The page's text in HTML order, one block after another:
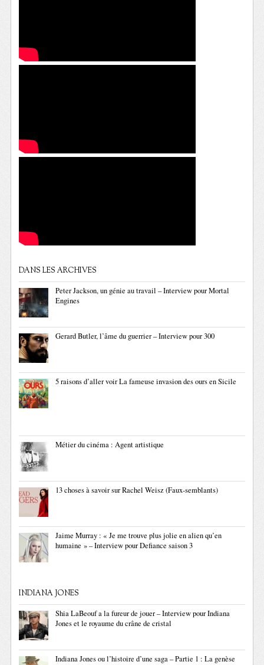
DANS LES ARCHIVES
Peter Jackson, un génie au travail – Interview pour Mortal
Engines
Gerard Butler, l’âme du guerrier – Interview pour 300
5 raisons d’aller voir La fameuse invasion des ours en Sicile
Métier du cinéma : Agent artistique
13 choses à savoir sur Rachel Weisz (Faux-semblants)
Jaime Murray : « Je me trouve plus jolie en alien qu’en
humaine » – Interview pour Defiance saison 3
INDIANA JONES
Shia LaBeouf a la fureur de jouer – Interview pour Indiana
Jones et le royaume du crâne de cristal
Indiana Jones ou l’histoire d’une saga – Partie 1 : La genèse